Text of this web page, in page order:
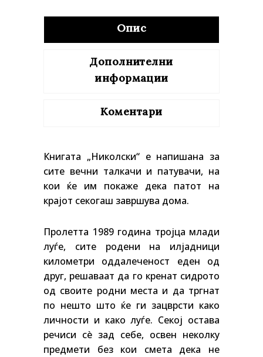
Опис
Дополнителни
информации
Коментари
Книгата „Николски“ е напишана за
сите вечни талкачи и патувачи, на
кои ќе им покаже дека патот на
крајот секогаш завршува дома.
Пролетта 1989 година тројца млади
луѓе, сите родени на илјадници
километри оддалеченост еден од
друг, решаваат да го кренат сидрото
од своите родни места и да тргнат
по нешто што ќе ги зацврсти како
личности и како луѓе. Секој остава
речиси сè зад себе, освен неколку
предмети без кои смета дека не